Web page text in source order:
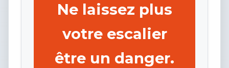
Ne laissez plus
votre escalier
être un danger.